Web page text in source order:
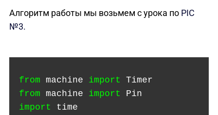
Алгоритм работы мы возьмем с урока по PIC
№3.
from machine import
Timer
from
machine import
Pin
import
time